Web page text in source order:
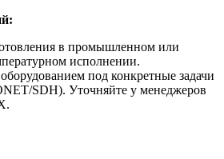
в промышленном или
исполнении.
под конкретные задачи
SDH). Уточняйте у менеджеров